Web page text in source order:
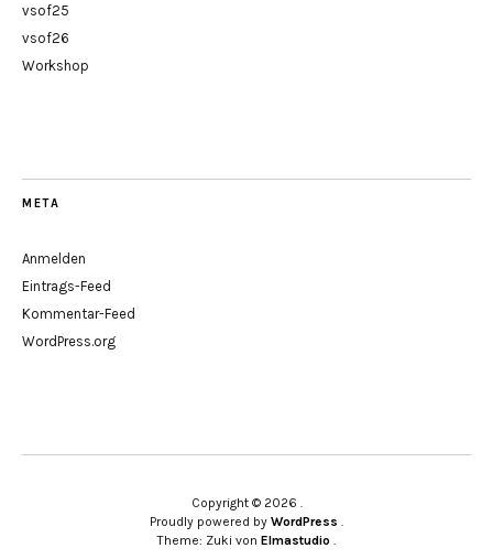
vsof25
vsof26
Workshop
META
Anmelden
Eintrags-Feed
Kommentar-Feed
WordPress.org
Copyright © 2026
Proudly powered by WordPress
Theme: Zuki von Elmastudio